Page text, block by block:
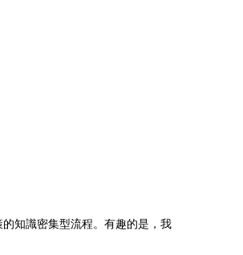
知識密集型流程。有趣的是，我